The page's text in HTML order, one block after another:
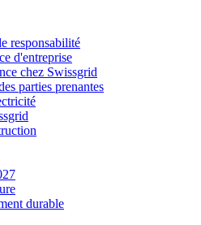
responsabilité
d'entreprise
chez Swissgrid
parties prenantes
durable